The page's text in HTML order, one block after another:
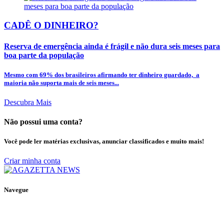
CADÊ O DINHEIRO?
Reserva de emergência ainda é frágil e não dura seis meses para
boa parte da população
Mesmo com 69% dos brasileiros afirmando ter dinheiro guardado, a
maioria não suporta mais de seis meses...
Descubra Mais
Não possui uma conta?
Você pode ler matérias exclusivas, anunciar classificados e muito mais!
Criar minha conta
Navegue